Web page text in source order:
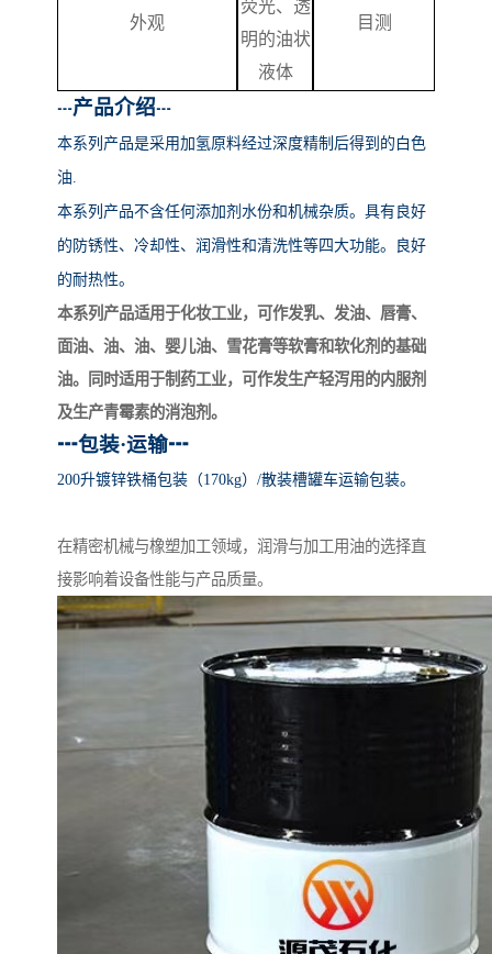
外观
荧光、透
明的油状
液体
目测
┅产品介绍┅
本系列产品是采用加氢原料经过深度精制后得到的白色
油.
本系列产品不含任何添加剂水份和机械杂质。具有良好
的防锈性、冷却性、润滑性和清洗性等四大功能。良好
的耐热性。
本系列产品适用于化妆工业，可作发乳、发油、唇膏、
面油、油、油、婴儿油、雪花膏等软膏和软化剂的基础
油。同时适用于制药工业，可作发生产轻泻用的内服剂
及生产青霉素的消泡剂。
┅包装·运输┅
200升镀锌铁桶包装（170kg）/散装槽罐车运输包装。
在精密机械与橡塑加工领域，润滑与加工用油的选择直
接影响着设备性能与产品质量。